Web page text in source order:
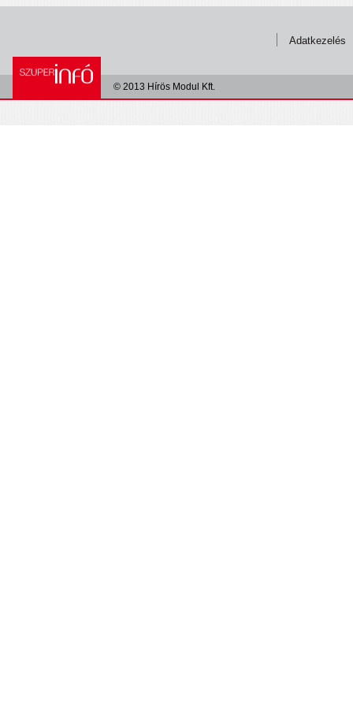
Adatkezelés
© 2013 Hírös Modul Kft.